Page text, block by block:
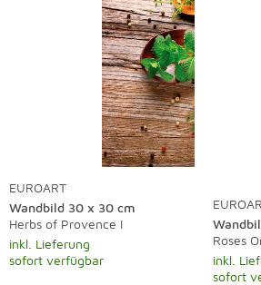
EUROART
Wandbild 30 x 30 cm
Herbs of Provence I
inkl. Lieferung
sofort verfügbar
Roses
inkl.
sofort